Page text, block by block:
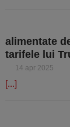
alimentate
tarifele lui
14 apr 2025
[...]